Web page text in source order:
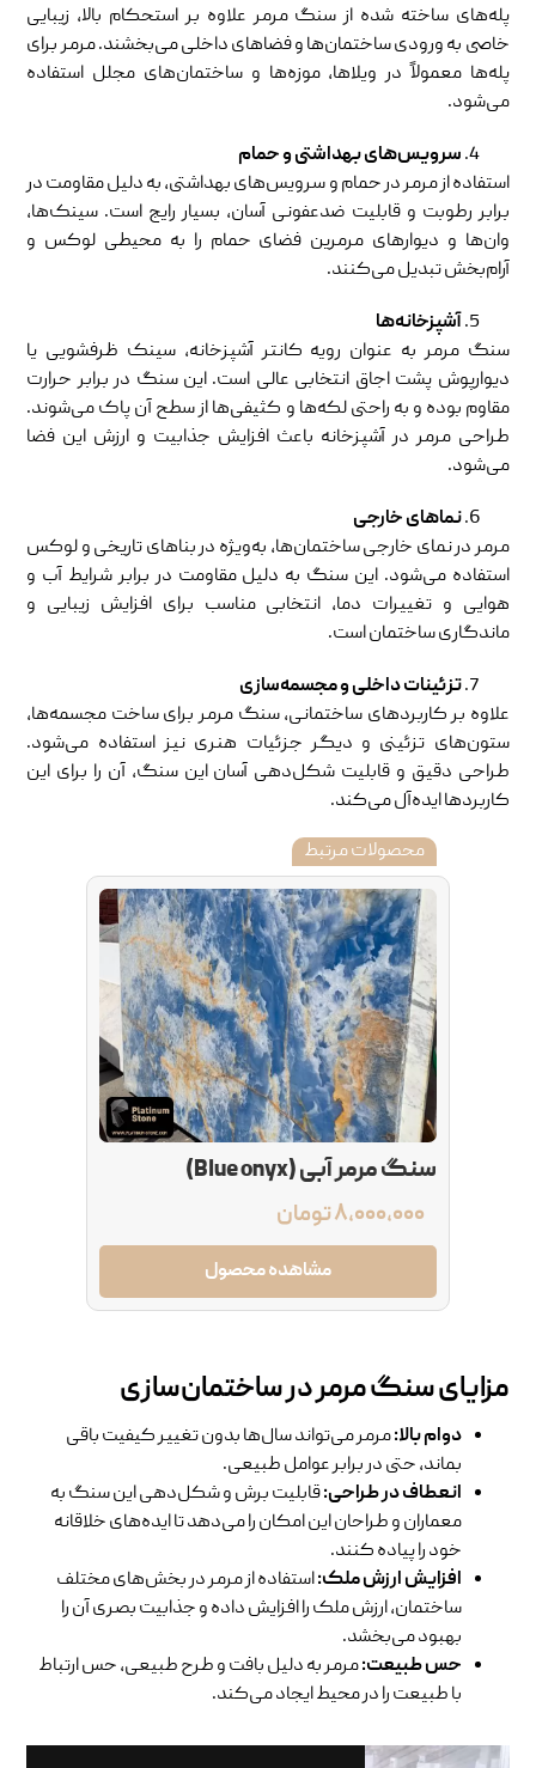
پله‌های ساخته شده از سنگ مرمر علاوه بر استحکام بالا، زیبایی
خاصی به ورودی ساختمان‌ها و فضاهای داخلی می‌بخشند. مرمر برای
پله‌ها معمولاً در ویلاها، موزه‌ها و ساختمان‌های مجلل استفاده
می‌شود.
سرویس‌های بهداشتی و حمام
استفاده از مرمر در حمام و سرویس‌های بهداشتی، به دلیل مقاومت در
برابر رطوبت و قابلیت ضدعفونی آسان، بسیار رایج است. سینک‌ها،
وان‌ها و دیوارهای مرمرین فضای حمام را به محیطی لوکس و
آرام‌بخش تبدیل می‌کنند.
آشپزخانه‌ها
سنگ مرمر به عنوان رویه کانتر آشپزخانه، سینک ظرفشویی یا
دیوارپوش پشت اجاق انتخابی عالی است. این سنگ در برابر حرارت
مقاوم بوده و به راحتی لکه‌ها و کثیفی‌ها از سطح آن پاک می‌شوند.
طراحی مرمر در آشپزخانه باعث افزایش جذابیت و ارزش این فضا
می‌شود.
نماهای خارجی
مرمر در نمای خارجی ساختمان‌ها، به‌ویژه در بناهای تاریخی و لوکس
استفاده می‌شود. این سنگ به دلیل مقاومت در برابر شرایط آب و
هوایی و تغییرات دما، انتخابی مناسب برای افزایش زیبایی و
ماندگاری ساختمان است.
تزئینات داخلی و مجسمه‌سازی
علاوه بر کاربردهای ساختمانی، سنگ مرمر برای ساخت مجسمه‌ها،
ستون‌های تزئینی و دیگر جزئیات هنری نیز استفاده می‌شود.
طراحی دقیق و قابلیت شکل‌دهی آسان این سنگ، آن را برای این
کاربردها ایده‌آل می‌کند.
محصولات مرتبط
سنگ مرمر آبی (‌Blue onyx)
۸,۰۰۰,۰۰۰تومان
مشاهده محصول
مزایای سنگ مرمر در ساختمان‌سازی
دوام بالا:مرمر می‌تواند سال‌ها بدون تغییر کیفیت باقی
بماند، حتی در برابر عوامل طبیعی.
انعطاف در طراحی:قابلیت برش و شکل‌دهی این سنگ به
معماران و طراحان این امکان را می‌دهد تا ایده‌های خلاقانه
خود را پیاده کنند.
افزایش ارزش ملک:استفاده از مرمر در بخش‌های مختلف
ساختمان، ارزش ملک را افزایش داده و جذابیت بصری آن را
بهبود می‌بخشد.
حس طبیعت:مرمر به دلیل بافت و طرح طبیعی، حس ارتباط
با طبیعت را در محیط ایجاد می‌کند.